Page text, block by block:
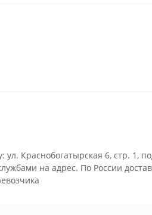
Краснобогатырская 6, стр. 1,
на адрес. По России